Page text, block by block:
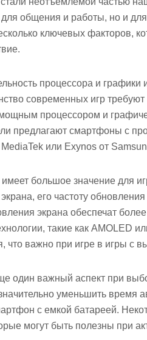
для общения и работы, но и
ключевых факторов,
процессора и
современных игр
процессором и
предлагают смартфоны с
или Exynos от
большое значение для
его частоту
экрана обеспечат
такие как AMOLED
что важно при игре в игры с
один важный аспект при
уменьшить время
с емкой батареей.
могут быть полезны при